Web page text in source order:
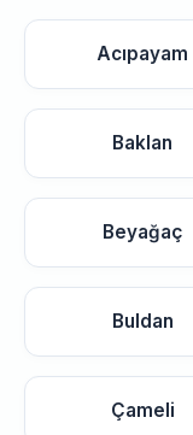
Acıpayam
Baklan
Beyağaç
Buldan
Çameli